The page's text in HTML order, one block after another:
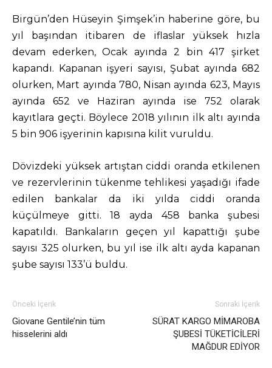
Birgün’den Hüseyin Şimşek’in haberine göre, bu
yıl başından itibaren de iflaslar yüksek hızla
devam ederken, Ocak ayında 2 bin 417 şirket
kapandı. Kapanan işyeri sayısı, Şubat ayında 682
olurken, Mart ayında 780, Nisan ayında 623, Mayıs
ayında 652 ve Haziran ayında ise 752 olarak
kayıtlara geçti. Böylece 2018 yılının ilk altı ayında
5 bin 906 işyerinin kapısına kilit vuruldu.
Dövizdeki yüksek artıştan ciddi oranda etkilenen
ve rezervlerinin tükenme tehlikesi yaşadığı ifade
edilen bankalar da iki yılda ciddi oranda
küçülmeye gitti. 18 ayda 458 banka şubesi
kapatıldı. Bankaların geçen yıl kapattığı şube
sayısı 325 olurken, bu yıl ise ilk altı ayda kapanan
şube sayısı 133’ü buldu.
Önceki İçerik
Giovane Gentile’nin tüm
hisselerini aldı
Sonraki İçerik
SÜRAT KARGO MİMAROBA
ŞUBESİ TÜKETİCİLERİ
MAĞDUR EDİYOR